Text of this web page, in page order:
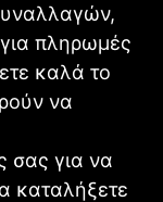
πληρωμές
καλά το
να
σας για να
καταλήξετε